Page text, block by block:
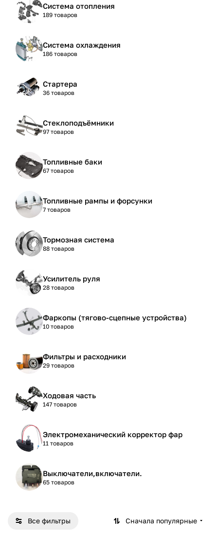
Система отопления
189 товаров
Система охлаждения
186 товаров
Стартера
36 товаров
Стеклоподъёмники
97 товаров
Топливные баки
67 товаров
Топливные рампы и форсунки
7 товаров
Тормозная система
88 товаров
Усилитель руля
28 товаров
Фаркопы (тягово-сцепные устройства)
10 товаров
Фильтры и расходники
29 товаров
Ходовая часть
147 товаров
Электромеханический корректор фар
11 товаров
Выключатели,включатели.
65 товаров
Все фильтры Сначала популярные